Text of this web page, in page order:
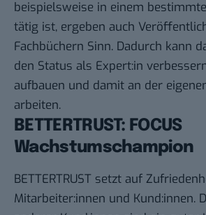
beispielsweise in einem
tätig ist, ergeben auch
Fachbüchern Sinn. Dadurch kann
den Status als Expert:in
aufbauen und damit an der
arbeiten.
BETTERTRUST: FOCUS
Wachstumschampion
BETTERTRUST setzt auf
Mitarbeiter:innen und Kund:innen.